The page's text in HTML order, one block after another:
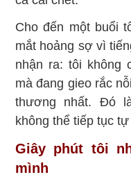
Cho đến một buổi
mắt hoảng sợ vì
nhận ra: tôi không
mà đang gieo rắc
thương nhất. Đó
không thể tiếp tục
Giây phút tôi
mình